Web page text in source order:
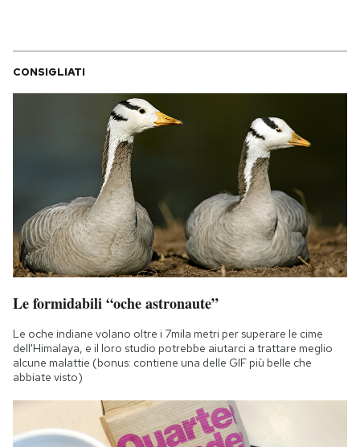
CONSIGLIATI
Le formidabili “oche astronaute”
Le oche indiane volano oltre i 7mila metri per superare le cime
dell'Himalaya, e il loro studio potrebbe aiutarci a trattare meglio
alcune malattie (bonus: contiene una delle GIF più belle che
abbiate visto)